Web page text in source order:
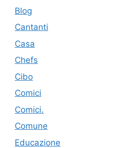
Blog
Cantanti
Casa
Chefs
Cibo
Comici
Comici.
Comune
Educazione